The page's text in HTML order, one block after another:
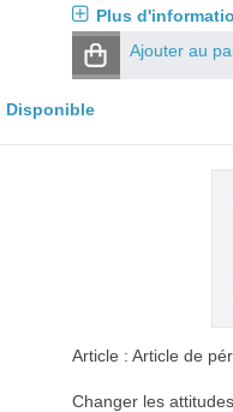
Plus
Ajouter au
Disponible
Article : Article de
Changer les